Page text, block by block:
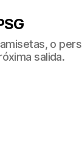
o
salida.